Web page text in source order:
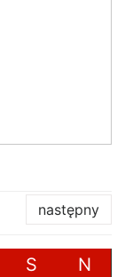
następny
S N